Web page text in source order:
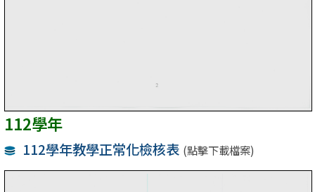
112學年
112學年教學正常化檢核表 (點擊下載檔案)